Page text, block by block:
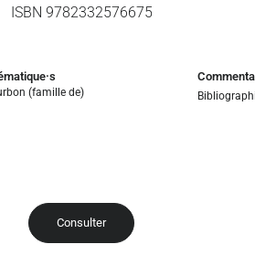
ISBN 9782332576675
(famille de)
Consulter